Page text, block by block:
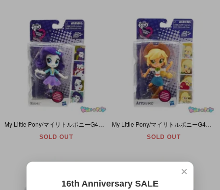
My Little Pony/マイリトルポニーG4・Equestria Girls Minis/エクエストリアガールズミニズ・Rarity/ラリティ・2015年
SOLD OUT SOLD OUT
×
16th Anniversary SALE